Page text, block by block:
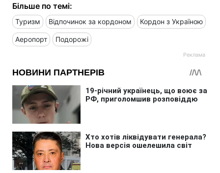
Більше по темі:
Туризм Відпочинок за кордоном Кордон з Україною
Аеропорт Подорожі